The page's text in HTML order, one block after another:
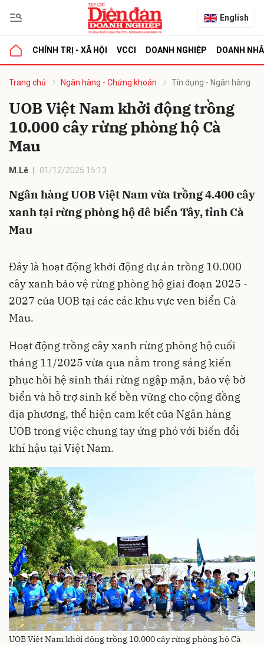
English
CHÍNH TRỊ - XÃ HỘI VCCI DOANH NGHIỆP DOANH
Trang chủ Ngân hàng - Chứng khoán Tín dụng - Ngân hàng
UOB Việt Nam khởi động trồng
10.000 cây rừng phòng hộ Cà
Mau
M.Lê 01/12/2025 15:13
Ngân hàng UOB Việt Nam vừa trồng 4.400 cây
xanh tại rừng phòng hộ đê biển Tây, tỉnh Cà
Mau
Đây là hoạt động khởi động dự án trồng 10.000
cây xanh bảo vệ rừng phòng hộ giai đoạn 2025 -
2027 của UOB tại các các khu vực ven biển Cà
Mau.
Hoạt động trồng cây xanh rừng phòng hộ cuối
tháng 11/2025 vừa qua nằm trong sáng kiến
phục hồi hệ sinh thái rừng ngập mặn, bảo vệ bờ
biển và hỗ trợ sinh kế bền vững cho cộng đồng
địa phương, thể hiện cam kết của Ngân hàng
UOB trong việc chung tay ứng phó với biến đổi
khí hậu tại Việt Nam.
UOB Việt Nam khởi động trồng 10.000 cây rừng phòng hộ Cà
luận
Hủy